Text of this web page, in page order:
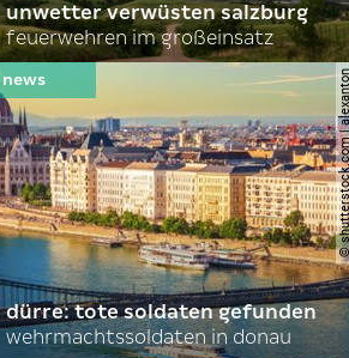
unwetter verwüsten salzburg
feuerwehren im großeinsatz
©
dürre: tote soldaten gefunden
wehrmachtssoldaten in donau